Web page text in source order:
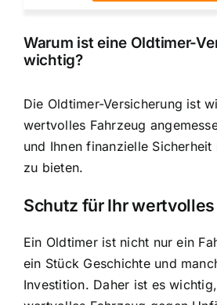
Warum ist eine Oldtimer-
wichtig?
Die Oldtimer-Versicherung ist
wertvolles Fahrzeug
und Ihnen finanzielle Sicherheit
zu bieten.
Schutz für Ihr
Ein Oldtimer ist nicht nur ein
ein Stück Geschichte und
Investition. Daher ist es